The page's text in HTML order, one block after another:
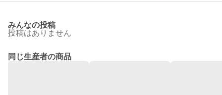
みんなの投稿
投稿はありません
同じ生産者の商品